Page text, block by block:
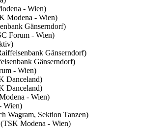
- Wien)
Modena - Wien)
Gänserndorf)
Forum - Wien)
Gänserndorf)
Gänserndorf)
- Wien)
Danceland)
Danceland)
- Wien)
Wien)
Wagram, Sektion Tanzen)
Modena - Wien)